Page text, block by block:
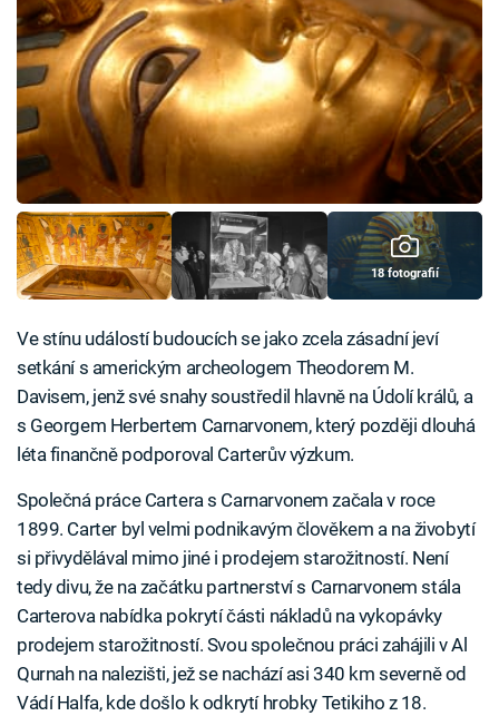
18 fotografií
Ve stínu událostí budoucích se jako zcela zásadní jeví
setkání s americkým archeologem Theodorem M.
Davisem, jenž své snahy soustředil hlavně na Údolí králů, a
s Georgem Herbertem Carnarvonem, který později dlouhá
léta finančně podporoval Carterův výzkum.
Společná práce Cartera s Carnarvonem začala v roce
1899. Carter byl velmi podnikavým člověkem a na živobytí
si přivydělával mimo jiné i prodejem starožitností. Není
tedy divu, že na začátku partnerství s Carnarvonem stála
Carterova nabídka pokrytí části nákladů na vykopávky
prodejem starožitností. Svou společnou práci zahájili v Al
Qurnah na nalezišti, jež se nachází asi 340 km severně od
Vádí Halfa, kde došlo k odkrytí hrobky Tetikiho z 18.